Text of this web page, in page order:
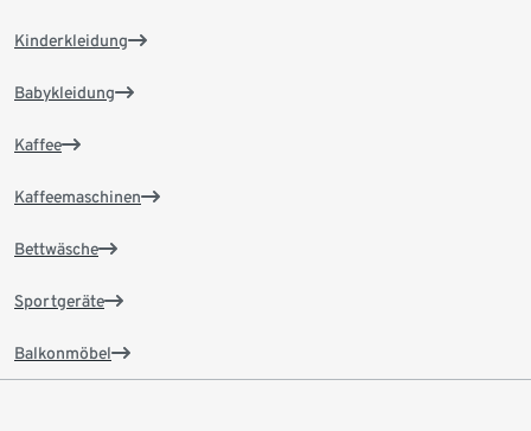
Kinderkleidung
Babykleidung
Kaffee
Kaffeemaschinen
Bettwäsche
Sportgeräte
Balkonmöbel